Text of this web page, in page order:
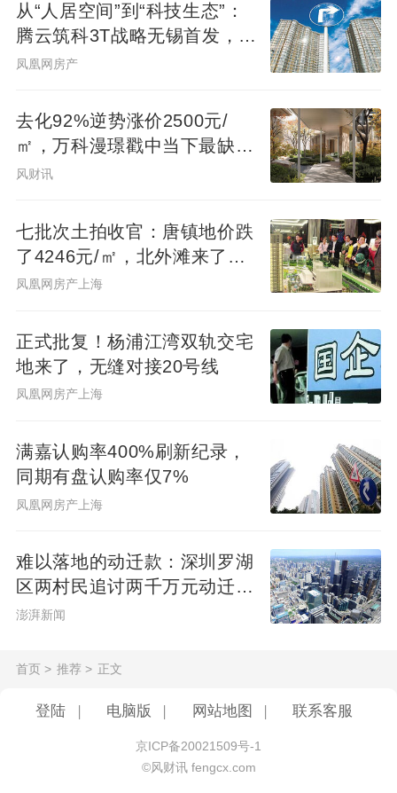
从“人居空间”到“科技生态”：
腾云筑科3T战略无锡首发，生
态圈协同重构未来人居
凤凰网房产
去化92%逆势涨价2500元/
㎡，万科漫璟戳中当下最缺的
松弛生活
风财讯
七批次土拍收官：唐镇地价跌
了4246元/㎡，北外滩来了两
位温州首富
凤凰网房产上海
正式批复！杨浦江湾双轨交宅
地来了，无缝对接20号线
凤凰网房产上海
满嘉认购率400%刷新纪录，
同期有盘认购率仅7%
凤凰网房产上海
难以落地的动迁款：深圳罗湖
区两村民追讨两千万元动迁款
八年未果
澎湃新闻
首页 > 推荐 > 正文
登陆 电脑版 网站地图 联系客服
京ICP备20021509号-1
©风财讯 fengcx.com